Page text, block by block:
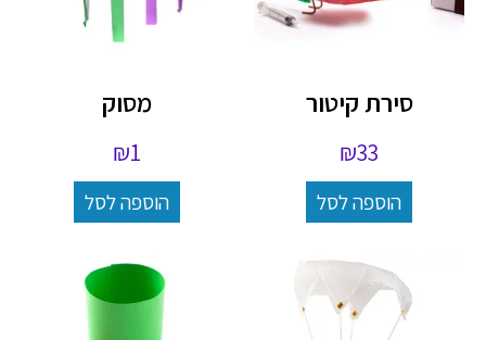
סירת קיטור
₪33
הוספה לסל
מסוק
₪1
הוספה לסל